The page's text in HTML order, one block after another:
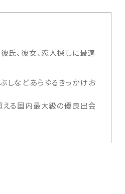
氏、彼女、恋人探しに最適
しなどあらゆるきっかけお
る国内最大級の優良出会